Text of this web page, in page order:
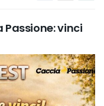
vinci